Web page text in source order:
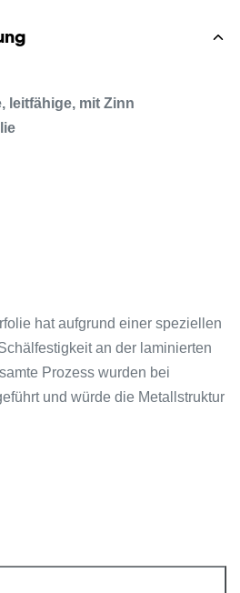
leitfähige, mit Zinn
hat aufgrund einer speziellen
an der laminierten
Prozess wurden bei
und würde die Metallstruktur